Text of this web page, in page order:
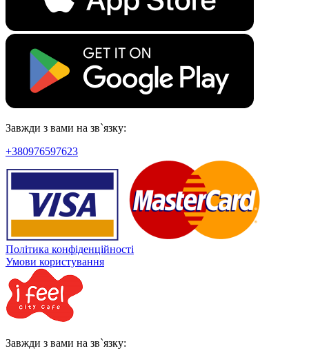
Завжди з вами на зв`язку:
+380976597623
Політика конфіденційності
Умови користування
Завжди з вами на зв`язку: